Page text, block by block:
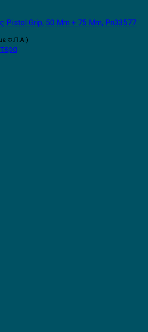
Pistol Grip, 50 Mm + 75 Mm, Pn33577
Φ.Π.Α.)